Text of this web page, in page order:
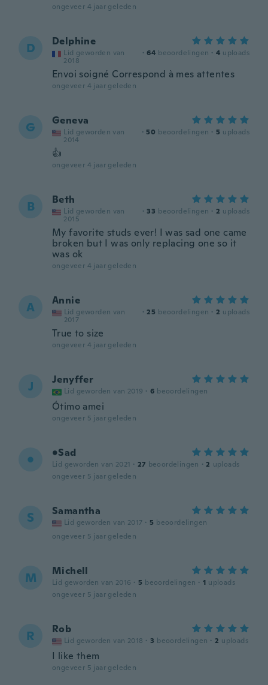
ongeveer 4 jaar geleden
D Delphine
Lid geworden van
2018
· 64 beoordelingen · 4 uploads
Envoi soigné Correspond à mes attentes
ongeveer 4 jaar geleden
G Geneva
Lid geworden van
2014
· 50 beoordelingen · 5 uploads
👍
ongeveer 4 jaar geleden
B Beth
Lid geworden van
2015
· 33 beoordelingen · 2 uploads
My favorite studs ever! I was sad one came
broken but I was only replacing one so it
was ok
ongeveer 4 jaar geleden
A Annie
Lid geworden van
2017
· 25 beoordelingen · 2 uploads
True to size
ongeveer 4 jaar geleden
J Jenyffer
Lid geworden van 2019 · 6 beoordelingen
Ótimo amei
ongeveer 5 jaar geleden
• •Sad
Lid geworden van 2021 · 27 beoordelingen · 2 uploads
ongeveer 5 jaar geleden
S Samantha
Lid geworden van 2017 · 5 beoordelingen
ongeveer 5 jaar geleden
M Michell
Lid geworden van 2016 · 5 beoordelingen · 1 uploads
ongeveer 5 jaar geleden
R Rob
Lid geworden van 2018 · 3 beoordelingen · 2 uploads
I like them
ongeveer 5 jaar geleden